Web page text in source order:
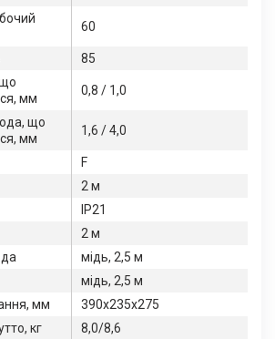
60
85
мм
0,8 / 1,0
що
мм
1,6 / 4,0
F
2 м
IP21
2 м
мідь, 2,5 м
мідь, 2,5 м
мм
390x235x275
кг
8,0/8,6